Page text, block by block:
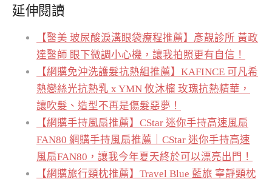
延伸閱讀
【醫美 玻尿酸淚溝眼袋療程推薦】彥靚診所 黃政
達醫師 眼下微調小心機，讓我拍照更有自信！
【網購免沖洗護髮抗熱組推薦】KAFINCE 可凡希
熱戀絲光抗熱乳 x YMN 攸沐橣 玫瑰抗熱精華，
讓吹髮、造型不再是傷髮惡夢！
【網購手持風扇推薦】CStar 迷你手持高速風扇
FAN80 網購手持風扇推薦｜CStar 迷你手持高速
風扇FAN80，讓我今年夏天終於可以漂亮出門！
【網購旅行頸枕推薦】Travel Blue 藍旅 寧靜頸枕